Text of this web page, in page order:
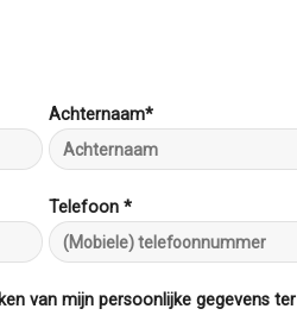
Achternaam*
Telefoon *
van mijn persoonlijke gegevens ter